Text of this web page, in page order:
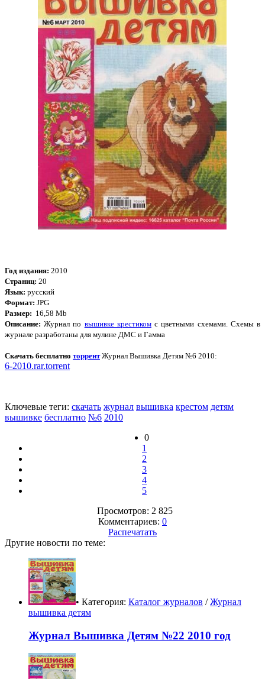
Год издания: 2010
Страниц: 20
Язык: русский
Формат: JPG
Размер: 16,58 Mb
Описание: Журнал по вышивке крестикомс цветными схемами. Схемы в
журнале разработаны для мулине ДМС и Гамма
Скачать бесплатно торрентЖурнал Вышивка Детям №6 2010:
6-2010.rar.torrent
Ключевые теги: скачать журнал вышивка крестом детям
вышивке бесплатно №6 2010
0
1
2
3
4
5
Просмотров: 2 825
Комментариев: 0
Распечатать
Другие новости по теме:
• Категория: Каталог журналов /Журнал
вышивка детям
Журнал Вышивка Детям №22 2010 год